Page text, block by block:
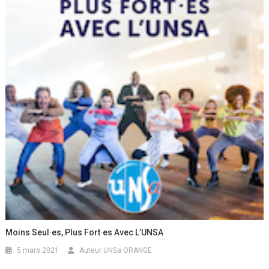
Moins Seul·es, Plus Fort·es Avec L’UNSA
5 mars 2021 Auteur UNSa ORANGE